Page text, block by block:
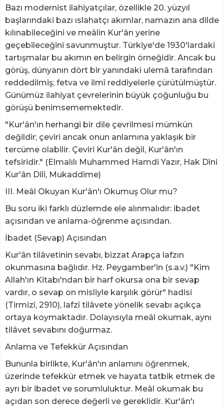
Bazı modernist ilahiyatçılar, özellikle 20. yüzyıl
başlarındaki bazı ıslahatçı akımlar, namazın ana dilde
kılınabileceğini ve meâlin Kur'ân yerine
geçebileceğini savunmuştur. Türkiye'de 1930'lardaki
tartışmalar bu akımın en belirgin örneğidir. Ancak bu
görüş, dünyanın dört bir yanındaki ulemâ tarafından
reddedilmiş; fetva ve ilmî reddiyelerle çürütülmüştür.
Günümüz ilahiyat çevrelerinin büyük çoğunluğu bu
görüşü benimsememektedir.
"Kur'ân'ın herhangi bir dile çevrilmesi mümkün
değildir; çeviri ancak onun anlamına yaklaşık bir
tercüme olabilir. Çeviri Kur'ân değil, Kur'ân'ın
tefsiridir." (Elmalılı Muhammed Hamdi Yazır, Hak Dîni
Kur'ân Dili, Mukaddime)
III. Meâl Okuyan Kur'ân'ı Okumuş Olur mu?
Bu soru iki farklı düzlemde ele alınmalıdır: ibadet
açısından ve anlama-öğrenme açısından.
İbadet (Sevap) Açısından
Kur'ân tilâvetinin sevabı, bizzat Arapça lafzın
okunmasına bağlıdır. Hz. Peygamber'in (s.a.v.) "Kim
Allah'ın Kitabı'ndan bir harf okursa ona bir sevap
vardır, o sevap on misliyle karşılık görür" hadisi
(Tirmizî, 2910), lafzî tilâvete yönelik sevabı açıkça
ortaya koymaktadır. Dolayısıyla meâl okumak, aynı
tilâvet sevabını doğurmaz.
Anlama ve Tefekkür Açısından
Bununla birlikte, Kur'ân'ın anlamını öğrenmek,
üzerinde tefekkür etmek ve hayata tatbik etmek de
ayrı bir ibadet ve sorumluluktur. Meâl okumak bu
açıdan son derece değerli ve gereklidir. Kur'ân'ı